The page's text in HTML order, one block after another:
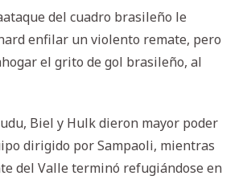
del cuadro brasileño le
enfilar un violento remate, pero
el grito de gol brasileño, al
Biel y Hulk dieron mayor poder
dirigido por Sampaoli, mientras
del Valle terminó refugiándose en